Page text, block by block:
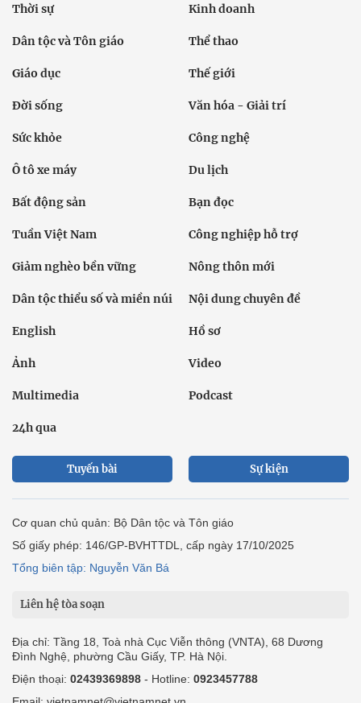
Thời sự Kinh doanh
Dân tộc và Tôn giáo Thể thao
Giáo dục Thế giới
Đời sống Văn hóa - Giải trí
Sức khỏe Công nghệ
Ô tô xe máy Du lịch
Bất động sản Bạn đọc
Tuần Việt Nam Công nghiệp hỗ trợ
Giảm nghèo bền vững Nông thôn mới
Dân tộc thiểu số và miền núi Nội dung chuyên đề
English Hồ sơ
Ảnh Video
Multimedia Podcast
24h qua
Tuyến bài Sự kiện
Cơ quan chủ quản: Bộ Dân tộc và Tôn giáo
Số giấy phép: 146/GP-BVHTTDL, cấp ngày 17/10/2025
Tổng biên tập: Nguyễn Văn Bá
Liên hệ tòa soạn
Địa chỉ: Tầng 18, Toà nhà Cục Viễn thông (VNTA), 68 Dương
Đình Nghệ, phường Cầu Giấy, TP. Hà Nội.
Điện thoại: 02439369898 - Hotline: 0923457788